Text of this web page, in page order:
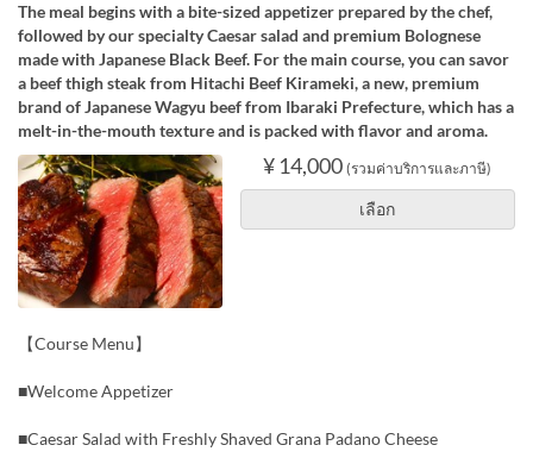
The meal begins with a bite-sized appetizer prepared by the chef,
followed by our specialty Caesar salad and premium Bolognese
made with Japanese Black Beef. For the main course, you can savor
a beef thigh steak from Hitachi Beef Kirameki, a new, premium
brand of Japanese Wagyu beef from Ibaraki Prefecture, which has a
melt-in-the-mouth texture and is packed with flavor and aroma.
¥ 14,000 (รวมค่าบริการและภาษี)
เลือก
【Course Menu】
■Welcome Appetizer
■Caesar Salad with Freshly Shaved Grana Padano Cheese